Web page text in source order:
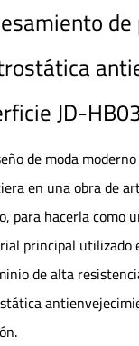
JD-
de moda
en una obra de
para hacerla como
principal utilizado
de alta